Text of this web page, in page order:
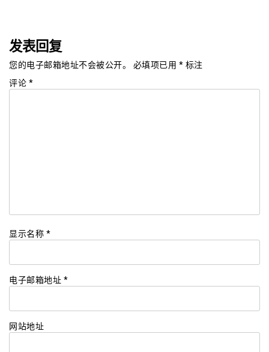
发表回复
您的电子邮箱地址不会被公开。 必填项已用 * 标注
评论 *
显示名称 *
电子邮箱地址 *
网站地址